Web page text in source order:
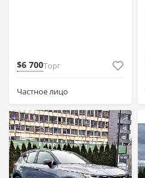
$6 700Торг
Частное лицо